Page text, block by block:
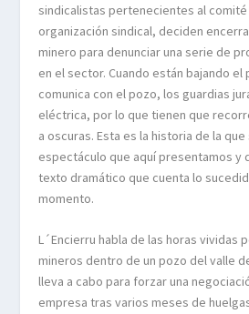
sindicalistas pertenecientes al comité
organización sindical, deciden
minero para denunciar una serie de
en el sector. Cuando están bajando el
comunica con el pozo, los guardias
eléctrica, por lo que tienen que
a oscuras. Esta es la historia de la
espectáculo que aquí presentamos y
texto dramático que cuenta lo
momento.
L´Encierru habla de las horas vividas
mineros dentro de un pozo del valle
lleva a cabo para forzar una
empresa tras varios meses de